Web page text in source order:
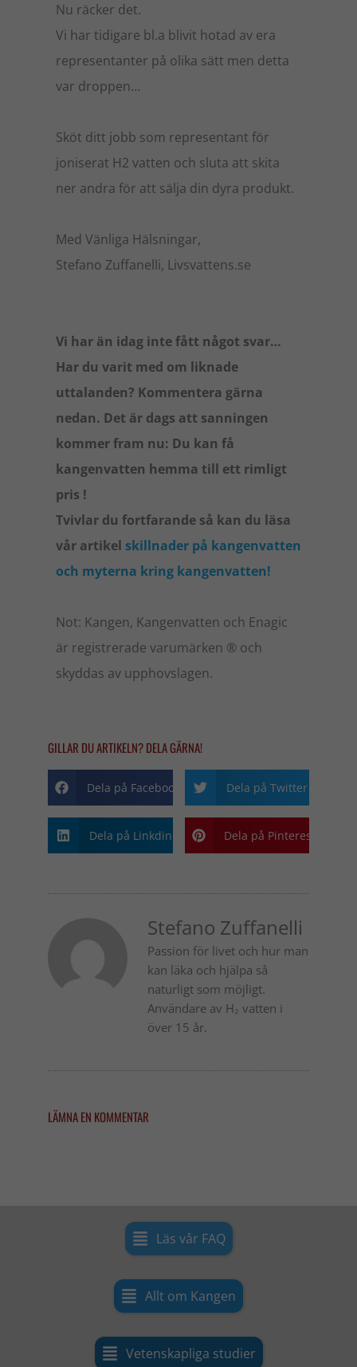
Nu räcker det.
Vi har tidigare bl.a blivit hotad av era
representanter på olika sätt men detta
var droppen…
Sköt ditt jobb som representant för
joniserat H2 vatten och sluta att skita
ner andra för att sälja din dyra produkt.
Med Vänliga Hälsningar,
Stefano Zuffanelli, Livsvattens.se
Vi har än idag inte fått något svar…
Har du varit med om liknade
uttalanden? Kommentera gärna
nedan. Det är dags att sanningen
kommer fram nu: Du kan få
kangenvatten hemma till ett rimligt
pris !
Tvivlar du fortfarande så kan du läsa
vår artikel skillnader på kangenvatten
och myterna kring kangenvatten!
Not: Kangen, Kangenvatten och Enagic
är registrerade varumärken ® och
skyddas av upphovslagen.
GILLAR DU ARTIKELN? DELA GÄRNA!
Dela på Facebook Dela på Twitter
Dela på Linkdin Dela på Pinterest
Stefano Zuffanelli
Passion för livet och hur man
kan läka och hjälpa så
naturligt som möjligt.
Användare av H₂ vatten i
över 15 år.
LÄMNA EN KOMMENTAR
Läs vår FAQ
Allt om Kangen
Vetenskapliga studier